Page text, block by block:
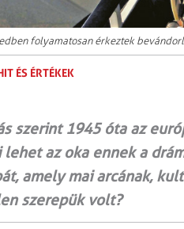
folyamatosan érkeztek
ÉS ÉRTÉKEK
szerint 1945 óta az
lehet az oka ennek a
amely mai arcának,
szerepük volt?